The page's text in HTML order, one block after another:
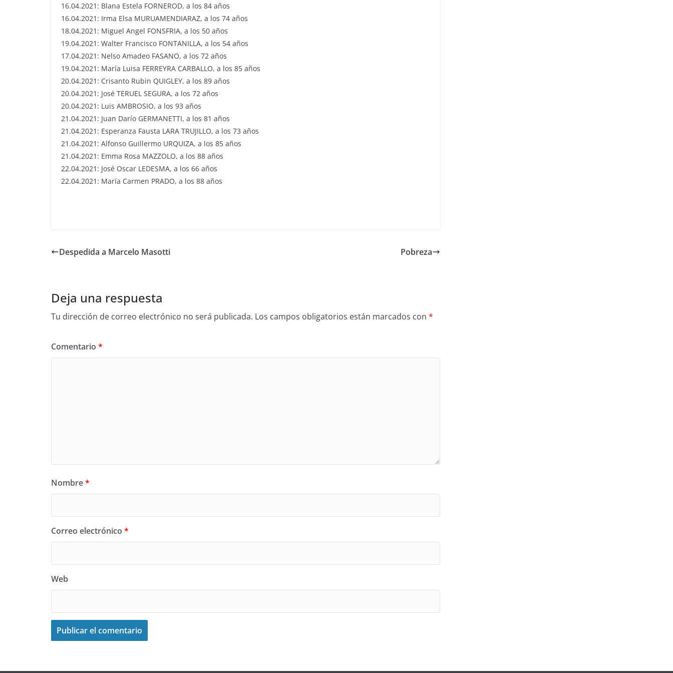
16.04.2021: Blana Estela FORNEROD, a los 84 años
16.04.2021: Irma Elsa MURUAMENDIARAZ, a los 74 años
18.04.2021: Miguel Angel FONSFRIA, a los 50 años
19.04.2021: Walter Francisco FONTANILLA, a los 54 años
17.04.2021: Nelso Amadeo FASANO, a los 72 años
19.04.2021: María Luisa FERREYRA CARBALLO, a los 85 años
20.04.2021: Crisanto Rubin QUIGLEY, a los 89 años
20.04.2021: José TERUEL SEGURA, a los 72 años
20.04.2021: Luis AMBROSIO, a los 93 años
21.04.2021: Juan Darío GERMANETTI, a los 81 años
21.04.2021: Esperanza Fausta LARA TRUJILLO, a los 73 años
21.04.2021: Alfonso Guillermo URQUIZA, a los 85 años
21.04.2021: Emma Rosa MAZZOLO, a los 88 años
22.04.2021: José Oscar LEDESMA, a los 66 años
22.04.2021: María Carmen PRADO, a los 88 años
Despedida a Marcelo Masotti Pobreza
Deja una respuesta
Tu dirección de correo electrónico no será publicada. Los campos obligatorios están marcados con *
Comentario *
Nombre*
Correo electrónico *
Web